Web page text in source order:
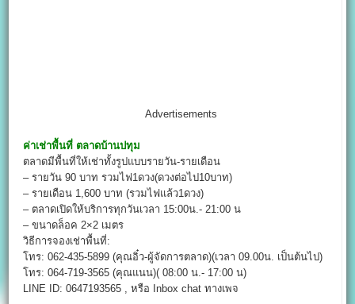
Advertisements
ค่าเช่าพื้นที่ ตลาดบ้านปทุม
ตลาดมีพื้นที่ให้เช่าทั้งรูปแบบรายวัน-รายเดือน
– รายวัน 90 บาท รวมไฟ1ดวง(ดวงต่อไป10บาท)
– รายเดือน 1,600 บาท (รวมไฟแล้ว1ดวง)
– ตลาดเปิดให้บริการทุกวันเวลา 15:00น.- 21:00 น
– ขนาดล็อค 2×2 เมตร
วิธีการจองเช่าพื้นที่:
โทร: 062-435-5899 (คุณอิ๋ว-ผู้จัดการตลาด)(เวลา 09.00น. เป็นต้นไป)
โทร: 064-719-3565 (คุณแนน)( 08:00 น.- 17:00 น)
LINE ID: 0647193565 , หรือ Inbox chat ทางเพจ